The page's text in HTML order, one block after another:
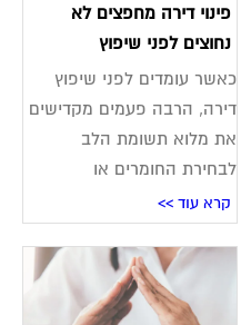
פינוי דירה מחפצים לא
נחוצים לפני שיפוץ
כאשר עומדים לפני שיפוץ
דירה, הרבה פעמים מקדישים
את מלוא תשומת הלב
לבחירת החומרים או
קרא עוד >>